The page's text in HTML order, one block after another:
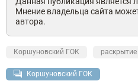
Мнение владельца сайта
автора.
Коршуновский ГОК
Коршуновский ГОК